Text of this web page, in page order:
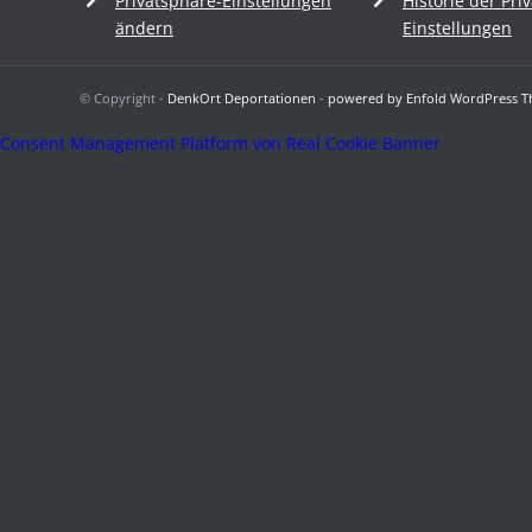
ändern
Einstellungen
© Copyright - DenkOrt Deportationen - powered by Enfold WordPress
Consent Management Platform von Real Cookie Banner